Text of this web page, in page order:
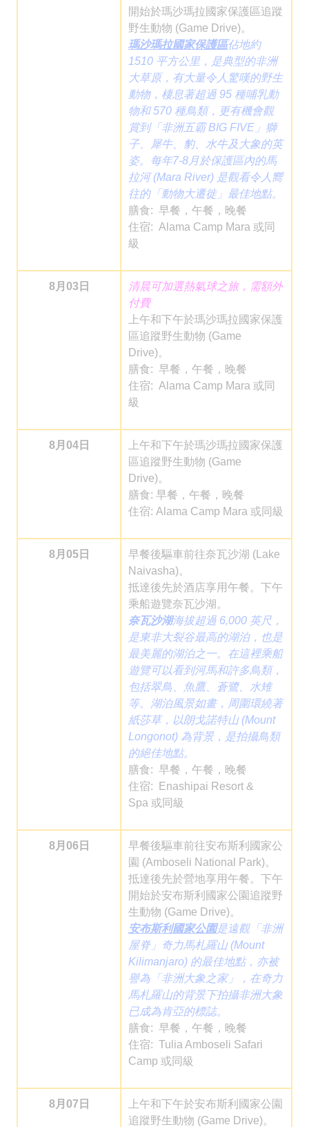
開始於瑪沙瑪拉國家保護區追蹤
野生動物 (Game Drive)。
瑪沙瑪拉國家保護區佔地約
1510 平方公里，是典型的非洲
大草原，有大量令人驚嘆的野生
動物，棲息著超過 95 種哺乳動
物和 570 種鳥類，更有機會觀
賞到「非洲五霸 BIG FIVE」獅
子、犀牛、豹、水牛及大象的英
姿。每年7-8月於保護區內的馬
拉河 (Mara River) 是觀看令人嚮
往的「動物大遷徙」最佳地點。
膳食: 早餐，午餐，晚餐
住宿: Alama Camp Mara 或同
級
8月03日
清晨可加選熱氣球之旅，需額外
付費
上午和下午於瑪沙瑪拉國家保護
區追蹤野生動物 (Game
Drive)。
膳食: 早餐，午餐，晚餐
住宿: Alama Camp Mara 或同
級
8月04日
上午和下午於瑪沙瑪拉國家保護
區追蹤野生動物 (Game
Drive)。
膳食: 早餐，午餐，晚餐
住宿: Alama Camp Mara 或同級
8月05日
早餐後驅車前往奈瓦沙湖 (Lake
Naivasha)。
抵達後先於酒店享用午餐。下午
乘船遊覽奈瓦沙湖。
奈瓦沙湖海拔超過 6,000 英尺，
是東非大裂谷最高的湖泊，也是
最美麗的湖泊之一。在這裡乘船
遊覽可以看到河馬和許多鳥類，
包括翠鳥、魚鷹、蒼鷺、水雉
等。湖泊風景如畫，周圍環繞著
紙莎草，以朗戈諾特山 (Mount
Longonot) 為背景，是拍攝鳥類
的絕佳地點。
膳食: 早餐，午餐，晚餐
住宿: Enashipai Resort &
Spa 或同級
8月06日
早餐後驅車前往安布斯利國家公
園 (Amboseli National Park)。
抵達後先於營地享用午餐。下午
開始於安布斯利國家公園追蹤野
生動物 (Game Drive)。
安布斯利國家公園是遠觀「非洲
屋脊」奇力馬札羅山 (Mount
Kilimanjaro) 的最佳地點，亦被
譽為「非洲大象之家」，在奇力
馬札羅山的背景下拍攝非洲大象
已成為肯亞的標誌。
膳食: 早餐，午餐，晚餐
住宿: Tulia Amboseli Safari
Camp 或同級
8月07日
上午和下午於安布斯利國家公園
追蹤野生動物 (Game Drive)。